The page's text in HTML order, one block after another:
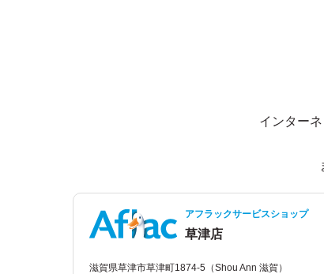
インター
アフラックサービスショップ
草津店
滋賀県草津市草津町1874-5（Shou Ann 滋賀）